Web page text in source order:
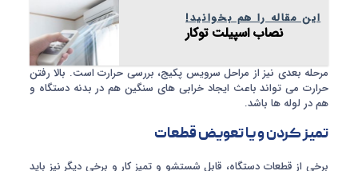
این مقاله را هم بخوانید!
نصاب اسپیلت توکار
مرحله بعدی نیز از مراحل سرویس پکیج، بررسی حرارت است. بالا رفتن
حرارت می تواند باعث ایجاد خرابی های سنگین هم در بدنه دستگاه و
هم در لوله ها باشد.
تمیز کردن و یا تعویض قطعات
برخی از قطعات دستگاه، قابل شستشو و تمیز کار و برخی دیگر نیز باید